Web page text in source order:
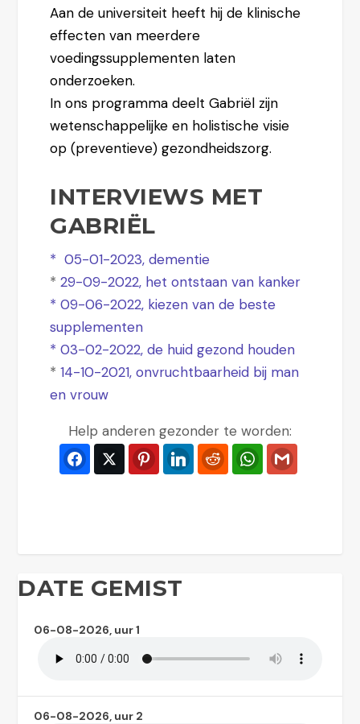
Aan de universiteit heeft hij de klinische
effecten van meerdere
voedingssupplementen laten
onderzoeken.
In ons programma deelt Gabriël zijn
wetenschappelijke en holistische visie
op (preventieve) gezondheidszorg.
INTERVIEWS MET
GABRIËL
*05-01-2023, dementie
*29-09-2022, het ontstaan van kanker
* 09-06-2022, kiezen van de beste
supplementen
* 03-02-2022, de huid gezond houden
*14-10-2021, onvruchtbaarheid bij man
en vrouw
Help anderen gezonder te worden:
FacebookTwitter PinterestLinkedIn Reddit WhatsApp
DATE GEMIST
06-08-2026, uur 1
06-08-2026, uur 2